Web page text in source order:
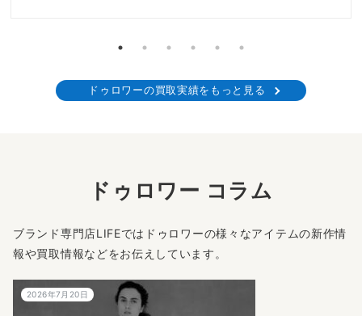
ドゥロワーの買取実績をもっと見る
ドゥロワー コラム
ブランド専門店LIFEではドゥロワーの様々なアイテムの新作情
報や買取情報などをお伝えしています。
2026年7月20日